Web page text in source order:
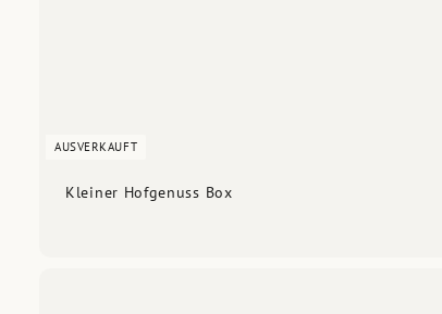
AUSVERKAUFT
Kleiner Hofgenuss Box